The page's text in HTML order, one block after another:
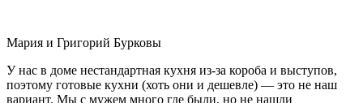
Мария и Григорий Бурковы
У нас в доме нестандартная кухня из-за короба и выступов,
поэтому готовые кухни (хоть они и дешевле) — это не наш
вариант. Мы с мужем много где были, но не нашли